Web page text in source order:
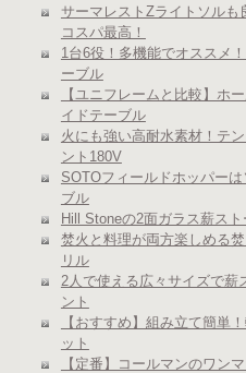
サーマレストZライトソル
コスパ最高！
1台6役！多機能でオススメ
ーブル
【ユニフレームと比較】ホ
イドテーブル
火にも強い高耐水素材！テ
ント180V
SOTOフィールドホッパー
ブル
Hill Stoneの2面ガラス薪ス
焚火と料理が両方楽しめる
リル
2人で使える広々サイズで薪
ント
【おすすめ】組み立て簡単
ット
【定番】コールマンのワン